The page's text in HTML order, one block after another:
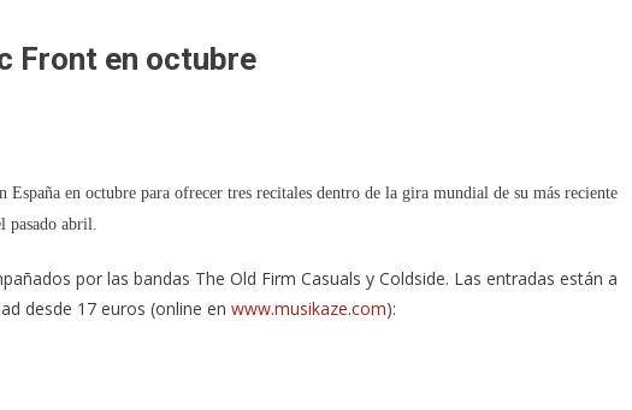
Front en octubre
en octubre para ofrecer tres recitales dentro de la gira mundial de su más reciente
pasado abril.
por las bandas The Old Firm Casuals y Coldside. Las entradas están a
desde 17 euros (online en www.musikaze.com):